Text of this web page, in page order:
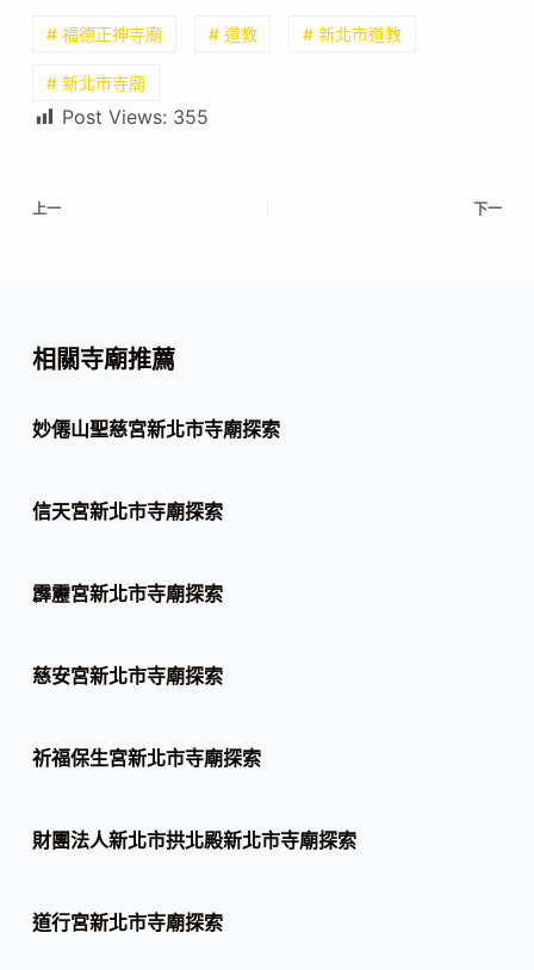
# 福德正神寺廟 # 道教 # 新北市道教
# 新北市寺廟
Post Views: 355
上一 下一
相關寺廟推薦
妙僊山聖慈宮新北市寺廟探索
信天宮新北市寺廟探索
霹靂宮新北市寺廟探索
慈安宮新北市寺廟探索
祈福保生宮新北市寺廟探索
財團法人新北市拱北殿新北市寺廟探索
道行宮新北市寺廟探索